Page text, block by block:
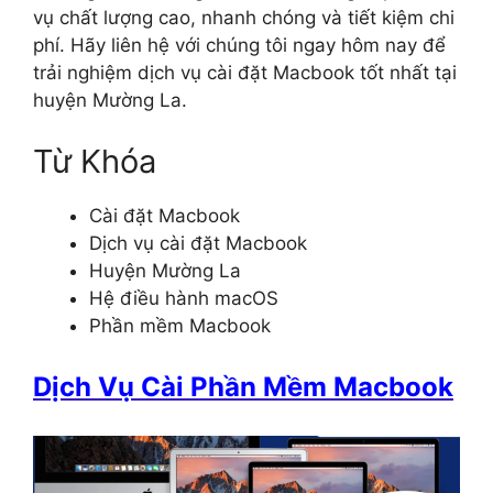
vụ chất lượng cao, nhanh chóng và tiết kiệm chi
phí. Hãy liên hệ với chúng tôi ngay hôm nay để
trải nghiệm dịch vụ cài đặt Macbook tốt nhất tại
huyện Mường La.
Từ Khóa
Cài đặt Macbook
Dịch vụ cài đặt Macbook
Huyện Mường La
Hệ điều hành macOS
Phần mềm Macbook
Dịch Vụ Cài Phần Mềm Macbook